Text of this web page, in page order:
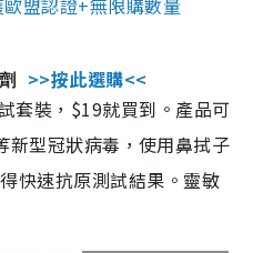
盟認證+無限購數量
>>按此選購<<
套裝，$19就買到。產品可
型冠狀病毒，使用鼻拭子
快速抗原測試結果。靈敏